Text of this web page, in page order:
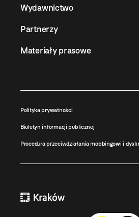
Wydawnictwo
Partnerzy
Materiały prasowe
Polityka prywatności
Biuletyn informacji publicznej
Procedura przeciwdziałania mobbingowi i